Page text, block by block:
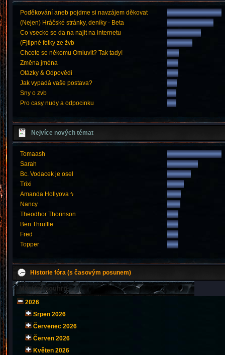
Poděkování aneb pojdme si navzájem děkovat
(Nejen) Hráčské stránky, deníky - Beta
Co vsecko se da na najit na internetu
(F)tipné fotky ze žvb
Chcete se někomu Omluvit? Tak tady!
Změna jména
Otázky & Odpovědi
Jak vypadá vaše postava?
Sny o zvb
Pro casy nudy a odpocinku
Nejvíce nových témat
Tomaash
Sarah
Bc. Vodacek je osel
Trixi
Amanda Hollyova ϟ
Nancy
Theodhor Thorinson
Ben Thruffle
Fred
Topper
Historie fóra (s časovým posunem)
Měsíční souhrn
2026
Srpen 2026
Červenec 2026
Červen 2026
Květen 2026